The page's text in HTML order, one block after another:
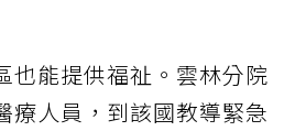
也能提供福祉。雲林分院
療人員，到該國教導緊急